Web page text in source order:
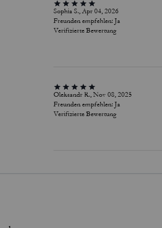
Sophia S., Apr 04, 2026
Freunden empfehlen: Ja
Verifizierte Bewertung
Oleksandr R., Nov 08, 2025
Freunden empfehlen: Ja
Verifizierte Bewertung